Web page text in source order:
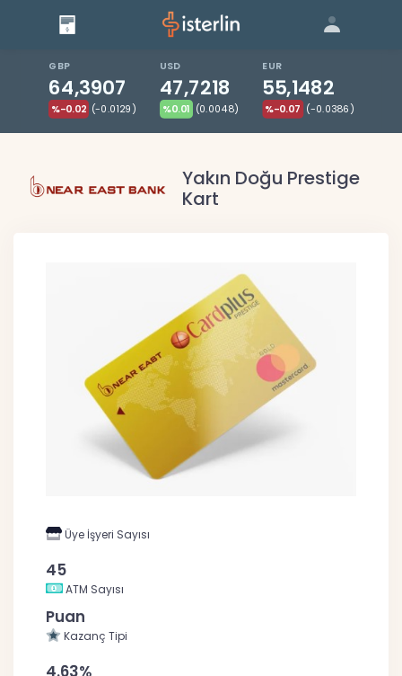
| Blog | Giriş
GBP
64,3907
%-0.02 (-0.0129)
USD
47,7218
%0.01 (0.0048)
EUR
55,1482
%-0.07 (-0.0386)
Yakın Doğu Prestige
Kart
Üye İşyeri Sayısı
45
ATM Sayısı
Puan
Kazanç Tipi
4.63%